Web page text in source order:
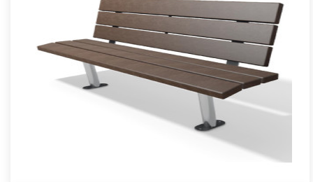
Banc Boboli plastique recyclé
Mobilier urbain conçu en plastique recyclé, le banc Boboli de la
gamme Neo conjugue avec succès design et développement
durab..